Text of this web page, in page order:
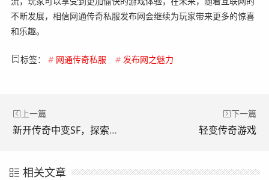
不断发展，相信网通传奇私服发布网会继续为玩家带来更多的惊喜
和乐趣。
标签： # 网通传奇私服 # 发布网之魅力
上一篇
新开传奇中变SF，探索未知的冒险之旅
下一篇
轻变传奇游戏
相关文章